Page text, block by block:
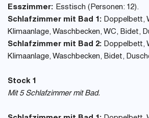
Esszimmer: Esstisch (Personen: 12).
Schlafzimmer mit Bad 1: Doppelbett,
Klimaanlage, Waschbecken, WC, Bidet,
Schlafzimmer mit Bad 2: Doppelbett,
Klimaanlage, Waschbecken, Bidet,
Stock 1
Mit 5 Schlafzimmer mit Bad.